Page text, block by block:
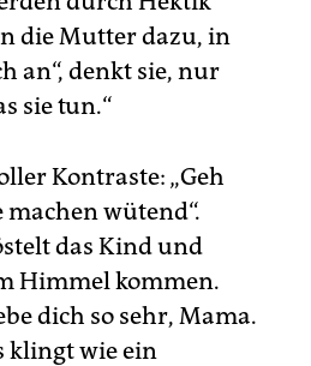
die Mutter dazu, in
an“, denkt sie, nur
sie tun.“
Kontraste: „Geh
wütend“.
das Kind und
Himmel kommen.
dich so sehr, Mama.
klingt wie ein